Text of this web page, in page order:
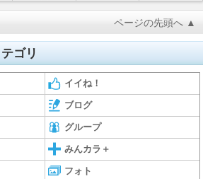
ページの先頭へ ▲
ゴリ
イイね！
ブログ
グループ
みんカラ＋
フォト